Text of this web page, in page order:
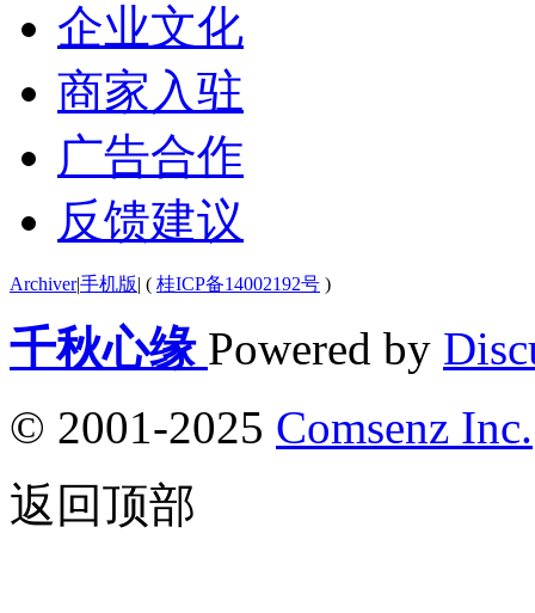
企业文化
商家入驻
广告合作
反馈建议
Archiver|手机版| ( 桂ICP备14002192号 )
千秋心缘 Powered by
© 2001-2025 Comsenz Inc.
返回顶部